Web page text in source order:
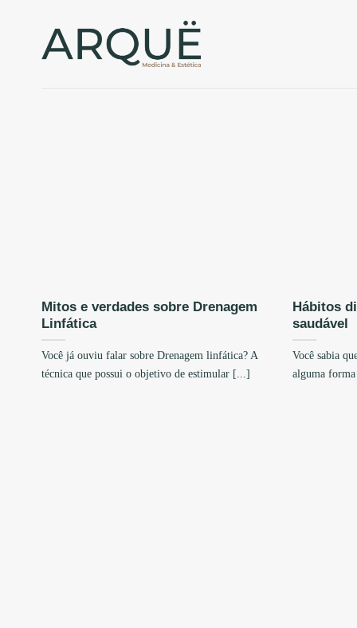
Mitos e verdades sobre Drenagem
Linfática
Você já ouviu falar sobre Drenagem linfática? A
técnica que possui o objetivo de estimular [...]
Hábitos
saudável
Você sabia
alguma